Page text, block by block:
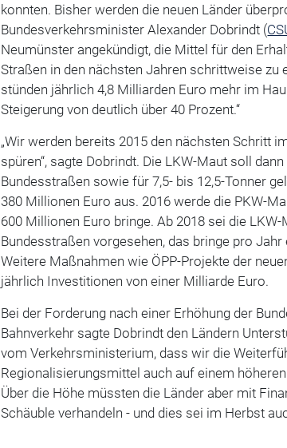
konnten. Bisher werden die neuen Länder
Bundesverkehrsminister Alexander Dobrindt (
Neumünster angekündigt, die Mittel für den
Straßen in den nächsten Jahren schrittweise zu
stünden jährlich 4,8 Milliarden Euro mehr im
Steigerung von deutlich über 40 Prozent.“
„Wir werden bereits 2015 den nächsten Schritt
spüren“, sagte Dobrindt. Die LKW-Maut soll
Bundesstraßen sowie für 7,5- bis 12,5-Tonner
380 Millionen Euro aus. 2016 werde die PKW-
600 Millionen Euro bringe. Ab 2018 sei die LKW-
Bundesstraßen vorgesehen, das bringe pro
Weitere Maßnahmen wie ÖPP-Projekte der
jährlich Investitionen von einer Milliarde Euro.
Bei der Forderung nach einer Erhöhung der
Bahnverkehr sagte Dobrindt den Ländern
vom Verkehrsministerium, dass wir die
Regionalisierungsmittel auch auf einem
Über die Höhe müssten die Länder aber mit
Schäuble verhandeln - und dies sei im Herbst